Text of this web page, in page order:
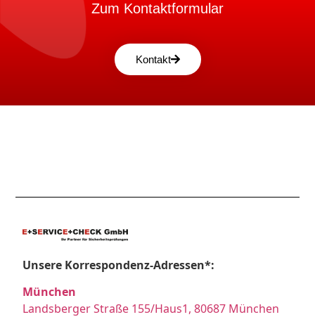
Zum Kontaktformular
Kontakt
Unsere Korrespondenz-Adressen*:
München
Landsberger Straße 155/Haus1, 80687 München